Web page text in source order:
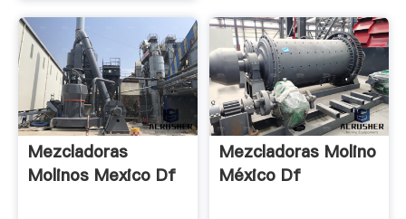
Mezcladoras
Molinos Mexico Df
Mezcladoras Molino
México Df